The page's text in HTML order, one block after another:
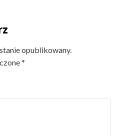
opublikowany.
*